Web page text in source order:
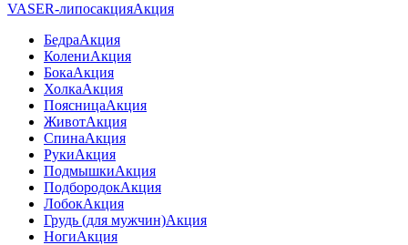
VASER-липосакцияАкция
БедраАкция
КолениАкция
БокаАкция
ХолкаАкция
ПоясницаАкция
ЖивотАкция
СпинаАкция
РукиАкция
ПодмышкиАкция
ПодбородокАкция
ЛобокАкция
Грудь (для мужчин)Акция
НогиАкция